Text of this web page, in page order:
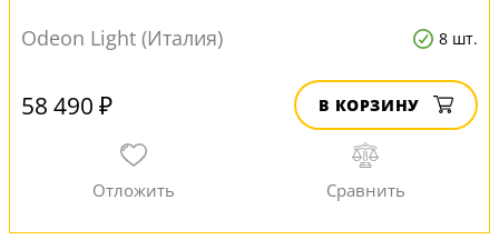
Odeon Light (Италия) 8 шт.
58 490 ₽ В КОРЗИНУ